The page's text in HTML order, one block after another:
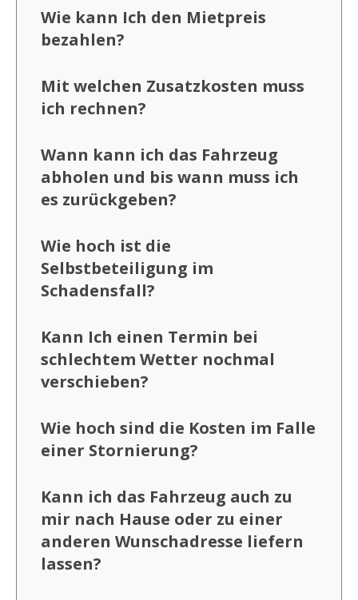
Wie kann Ich den Mietpreis
bezahlen?
Mit welchen Zusatzkosten muss
ich rechnen?
Wann kann ich das Fahrzeug
abholen und bis wann muss ich
es zurückgeben?
Wie hoch ist die
Selbstbeteiligung im
Schadensfall?
Kann Ich einen Termin bei
schlechtem Wetter nochmal
verschieben?
Wie hoch sind die Kosten im Falle
einer Stornierung?
Kann ich das Fahrzeug auch zu
mir nach Hause oder zu einer
anderen Wunschadresse liefern
lassen?